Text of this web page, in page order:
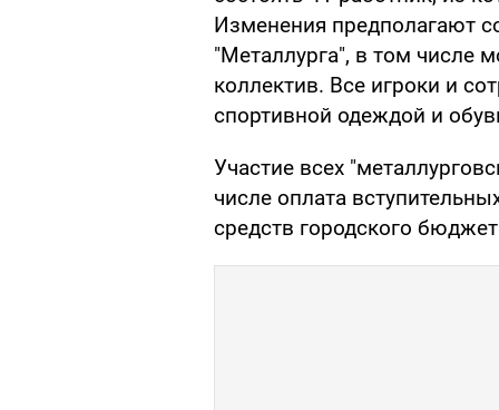
Изменения предполагают
"Металлурга", в том числе
коллектив. Все игроки и
спортивной одеждой и
Участие всех
числе оплата
средств городского